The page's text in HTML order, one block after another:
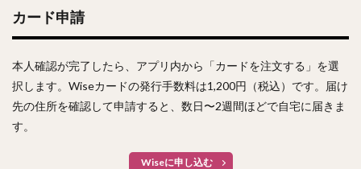
カード申請
本人確認が完了したら、アプリ内から「カードを注文する」を選
択します。Wiseカードの発行手数料は1,200円（税込）です。届け
先の住所を確認して申請すると、数日〜2週間ほどで自宅に届きま
す。
Wiseに申し込む